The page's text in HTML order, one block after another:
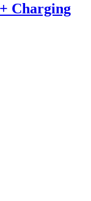
Charging